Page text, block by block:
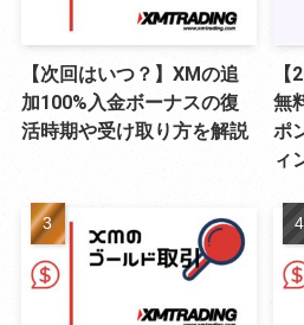
【次回はいつ？】XMの追
加100%入金ボーナスの復
活時期や受け取り方を解説
無
ポ
ィ